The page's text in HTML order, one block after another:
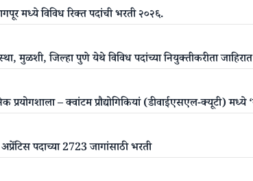
मध्ये विविध रिक्त पदांची भरती २०२६.
मुळशी, जिल्हा पुणे येथे विविध पदांच्या नियुक्तीकरीता
प्रयोगशाला – क्वांटम प्रौद्योगिकियां (डीवाईएसएल-क्यूटी)
पदाच्या 2723 जागांसाठी भरती